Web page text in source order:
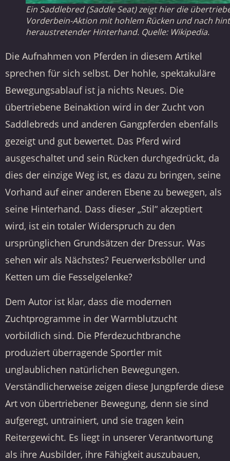
Ein Saddlebred (Saddle Seat) zeigt hier die
Vorderbein-Aktion mit hohlem Rücken und nach
heraustretender Hinterhand. Quelle: Wikipedia.
Die Aufnahmen von Pferden in diesem Artikel
sprechen für sich selbst. Der hohle, spektakuläre
Bewegungsablauf ist ja nichts Neues. Die
übertriebene Beinaktion wird in der Zucht von
Saddlebreds und anderen Gangpferden ebenfalls
gezeigt und gut bewertet. Das Pferd wird
ausgeschaltet und sein Rücken durchgedrückt, da
dies der einzige Weg ist, es dazu zu bringen, seine
Vorhand auf einer anderen Ebene zu bewegen, als
seine Hinterhand. Dass dieser „Stil“ akzeptiert
wird, ist ein totaler Widerspruch zu den
ursprünglichen Grundsätzen der Dressur. Was
sehen wir als Nächstes? Feuerwerksböller und
Ketten um die Fesselgelenke?
Dem Autor ist klar, dass die modernen
Zuchtprogramme in der Warmblutzucht
vorbildlich sind. Die Pferdezuchtbranche
produziert überragende Sportler mit
unglaublichen natürlichen Bewegungen.
Verständlicherweise zeigen diese Jungpferde diese
Art von übertriebener Bewegung, denn sie sind
aufgeregt, untrainiert, und sie tragen kein
Reitergewicht. Es liegt in unserer Verantwortung
als ihre Ausbilder, ihre Fähigkeit auszubauen,